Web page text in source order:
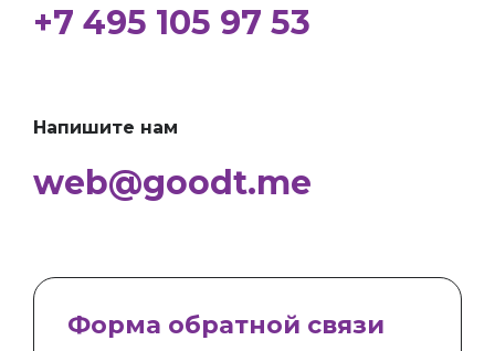
+7 495 105 97 53
Напишите нам
web@goodt.me
Форма обратной связи